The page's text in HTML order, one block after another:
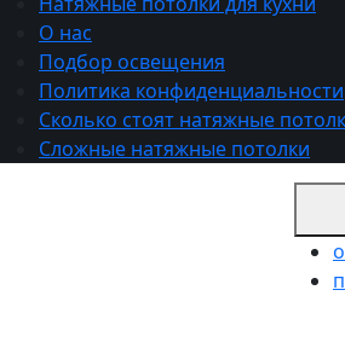
О нас
Подбор освещения
Политика конфиденциальности
Сколько стоят натяжные
Сложные натяжные потолки